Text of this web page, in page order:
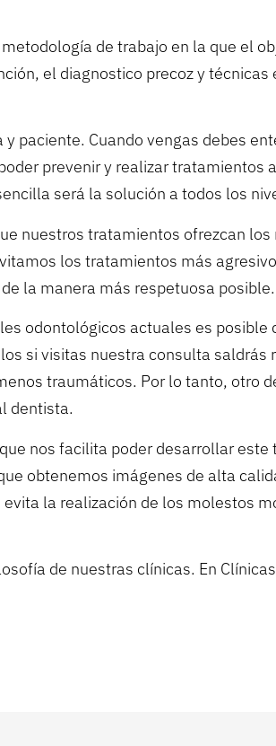
de trabajo en la que el
el diagnostico precoz y técnicas
paciente. Cuando vengas debes
prevenir y realizar tratamientos
será la solución a todos los
nuestros tratamientos ofrezcan
los tratamientos más
la manera más respetuosa posible.
odontológicos actuales es posible
si visitas nuestra consulta saldrás
traumáticos. Por lo tanto, otro
dentista.
nos facilita poder desarrollar este
obtenemos imágenes de alta
la realización de los molestos
de nuestras clínicas. En